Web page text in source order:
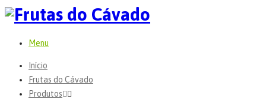
Menu
Início
Frutas do Cávado
Produtos